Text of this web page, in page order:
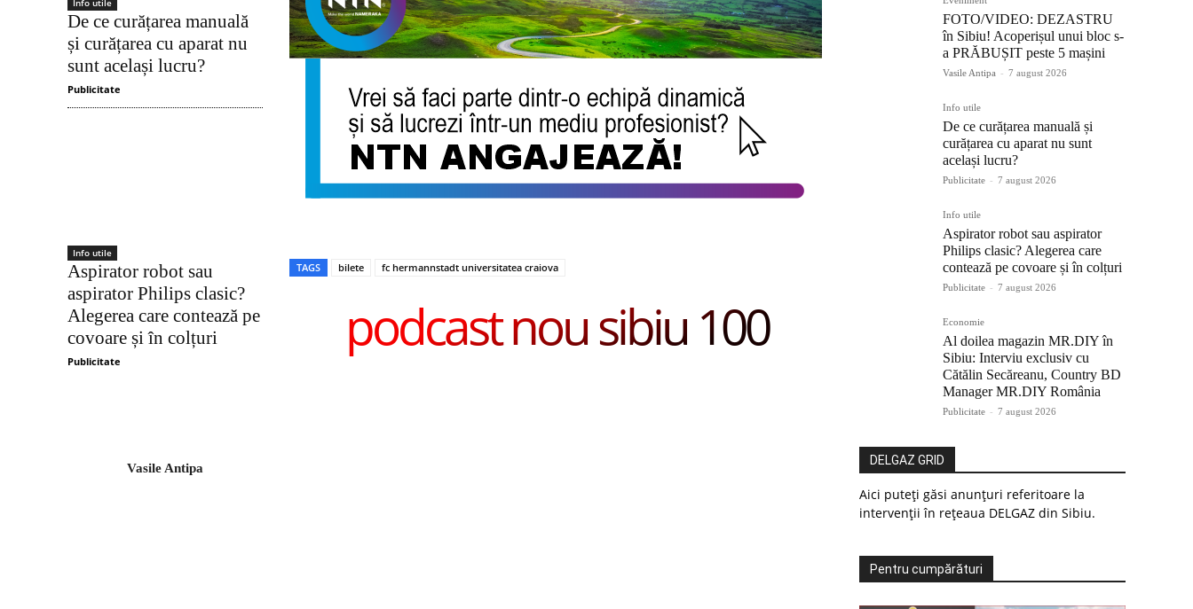
Info utile
De ce curățarea manuală
și curățarea cu aparat nu
sunt același lucru?
Publicitate
Info utile
Aspirator robot sau
aspirator Philips clasic?
Alegerea care contează pe
covoare și în colțuri
Publicitate
Vasile Antipa
TAGS bilete fc hermannstadt universitatea craiova
podcast nou sibiu 100
FOTO/VIDEO: DEZASTRU
în Sibiu! Acoperișul unui bloc s-
a PRĂBUȘIT peste 5 mașini
Vasile Antipa - 7 august 2026
Info utile
De ce curățarea manuală și
curățarea cu aparat nu sunt
același lucru?
Publicitate - 7 august 2026
Info utile
Aspirator robot sau aspirator
Philips clasic? Alegerea care
contează pe covoare și în colțuri
Publicitate - 7 august 2026
Economie
Al doilea magazin MR.DIY în
Sibiu: Interviu exclusiv cu
Cătălin Secăreanu, Country BD
Manager MR.DIY România
Publicitate - 7 august 2026
DELGAZ GRID
Aici puteți găsi anunțuri referitoare la
intervenții în rețeaua DELGAZ din Sibiu.
Pentru cumpărături